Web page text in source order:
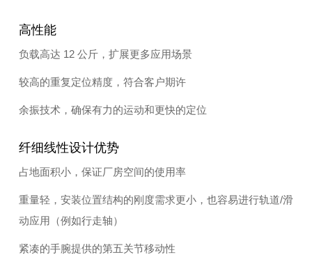
高性能
负载高达 12 公斤，扩展更多应用场景
较高的重复定位精度，符合客户期许
余振技术，确保有力的运动和更快的定位
纤细线性设计优势
占地面积小，保证厂房空间的使用率
重量轻，安装位置结构的刚度需求更小，也容易进行轨道/滑
动应用（例如行走轴）
紧凑的手腕提供的第五关节移动性